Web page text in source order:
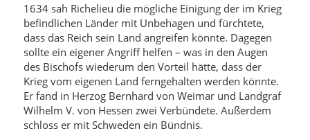
1634 sah Richelieu die mögliche Einigung der im Krieg
befindlichen Länder mit Unbehagen und fürchtete,
dass das Reich sein Land angreifen könnte. Dagegen
sollte ein eigener Angriff helfen – was in den Augen
des Bischofs wiederum den Vorteil hätte, dass der
Krieg vom eigenen Land ferngehalten werden könnte.
Er fand in Herzog Bernhard von Weimar und Landgraf
Wilhelm V. von Hessen zwei Verbündete. Außerdem
schloss er mit Schweden ein Bündnis.